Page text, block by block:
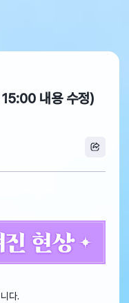
내용 수정)
다.